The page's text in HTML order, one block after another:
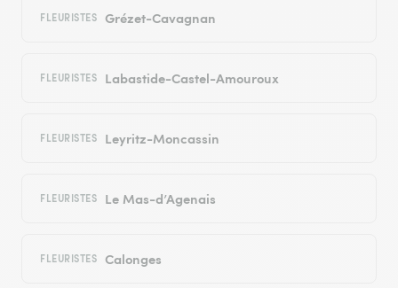
FLEURISTES Grézet-Cavagnan
FLEURISTES Labastide-Castel-Amouroux
FLEURISTES Leyritz-Moncassin
FLEURISTES Le Mas-d’Agenais
FLEURISTES Calonges